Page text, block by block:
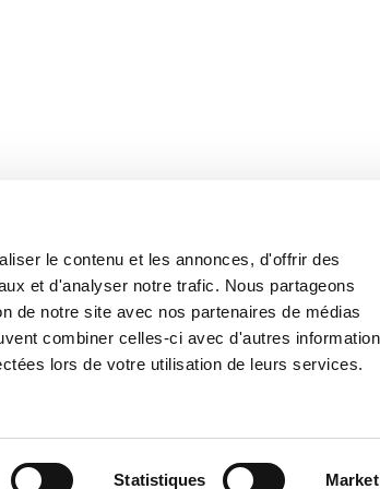
le contenu et les annonces, d'offrir des
et d'analyser notre trafic. Nous partageons
de notre site avec nos partenaires de médias
combiner celles-ci avec d'autres
lors de votre utilisation de leurs services.
Statistiques
Mentions légales